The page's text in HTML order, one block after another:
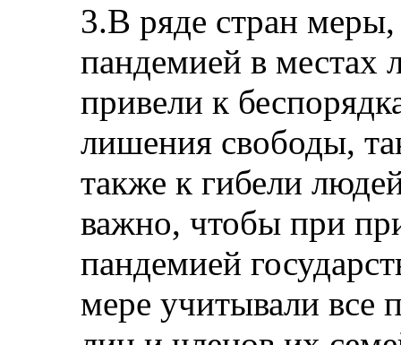
3.В ряде стран
пандемией в местах
привели к
лишения свободы,
также к гибели
важно, чтобы при
пандемией
мере учитывали все